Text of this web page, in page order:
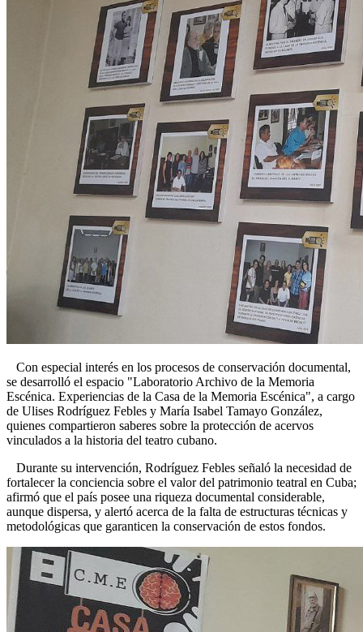
Con especial interés en los procesos de conservación documental,
se desarrolló el espacio "Laboratorio Archivo de la Memoria
Escénica. Experiencias de la Casa de la Memoria Escénica", a cargo
de Ulises Rodríguez Febles y María Isabel Tamayo González,
quienes compartieron saberes sobre la protección de acervos
vinculados a la historia del teatro cubano.
Durante su intervención, Rodríguez Febles señaló la necesidad de
fortalecer la conciencia sobre el valor del patrimonio teatral en Cuba;
afirmó que el país posee una riqueza documental considerable,
aunque dispersa, y alertó acerca de la falta de estructuras técnicas y
metodológicas que garanticen la conservación de estos fondos.